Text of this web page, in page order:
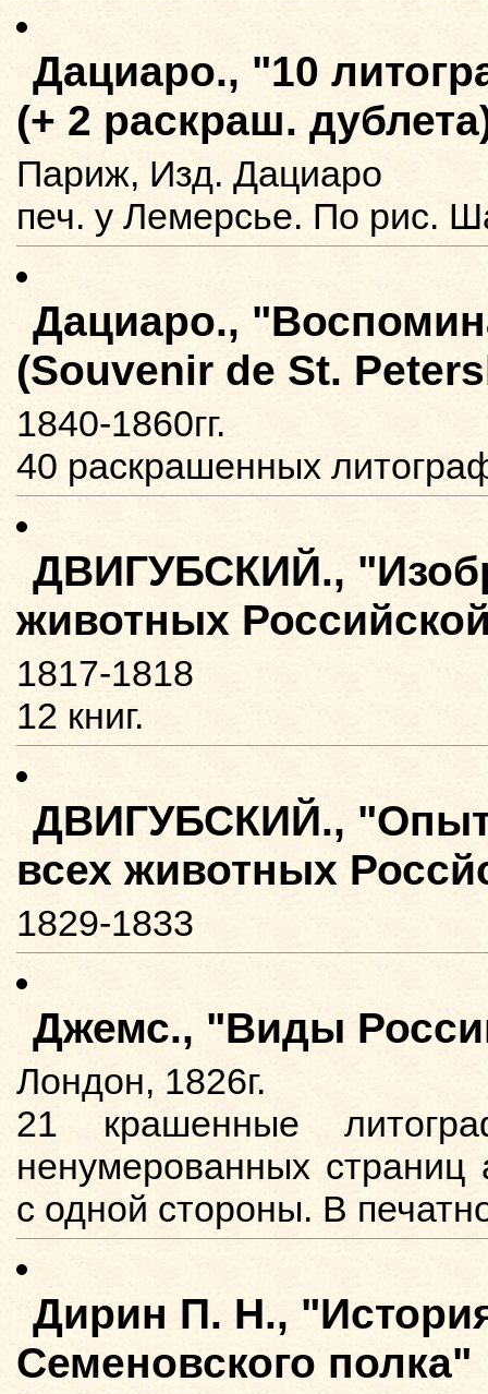
Дациаро., "10
(+ 2 раскраш.
Париж, Изд. Дациаро
печ. у Лемерсье. По рис.
Дациаро.,
(Souvenir de St.
1840-1860гг.
40 раскрашенных
ДВИГУБСКИЙ.,
животных
1817-1818
12 книг.
ДВИГУБСКИЙ., "Опыт
всех животных
1829-1833
Джемс., "Виды
Лондон, 1826г.
21 крашенные
ненумерованных страниц
с одной стороны. В
Дирин П. Н.,
Семеновского полка"